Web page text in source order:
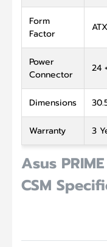
Asus
CSM
Form
Factor
ATX
Power
Connector
24
Dimensions
Warranty 3